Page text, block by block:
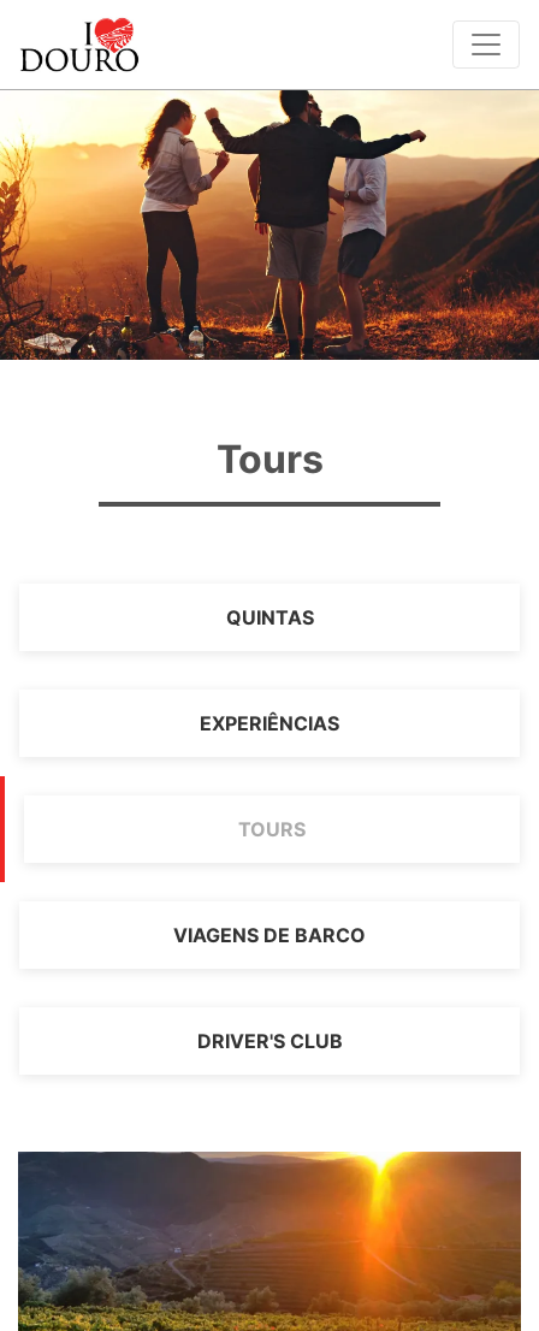
Tours
QUINTAS
EXPERIÊNCIAS
TOURS
VIAGENS DE BARCO
DRIVER'S CLUB